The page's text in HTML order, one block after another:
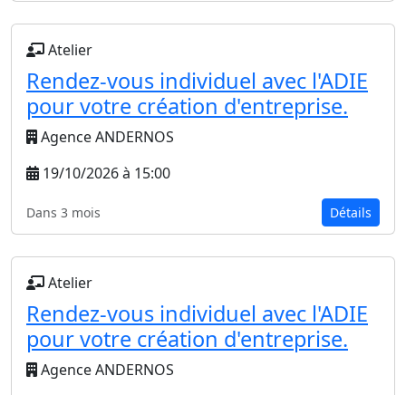
Atelier
Rendez-vous individuel avec l'ADIE
pour votre création d'entreprise.
Agence ANDERNOS
19/10/2026 à 15:00
Dans 3 mois Détails
Atelier
Rendez-vous individuel avec l'ADIE
pour votre création d'entreprise.
Agence ANDERNOS